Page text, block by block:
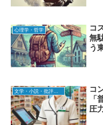
心理学・哲学
コ
無
う
文学・小説・批評・ビジネス書
コ
「
圧